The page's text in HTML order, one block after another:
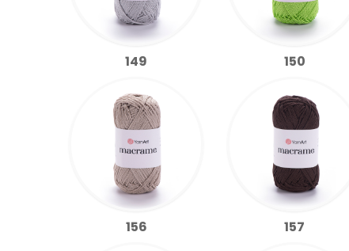
149 150
156 157